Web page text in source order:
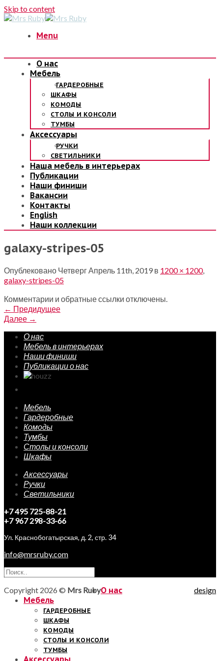
Skip to content
Menu
О нас
Мебель
ГАРДЕРОБНЫЕ
ШКАФЫ
КОМОДЫ
СТОЛЫ И КОНСОЛИ
ТУМБЫ
Аксессуары
РУЧКИ
СВЕТИЛЬНИКИ
Наша мебель в интерьерах
Публикации
Наши финиши
Вакансии
Контакты
English
Наши коллекции
galaxy-stripes-05
Опублековано Четверг Апрель 11th, 2019 в 1200 × 1200,
galaxy-stripes-05
Комментарии и обратные ссылки отключены.
← Предидущее
Далее →
О нас
Мебель в интерьерах
Наши финиши
Публикации о нас
Мебель
Гардеробные
Комоды
Тумбы
Столы и консоли
Шкафы
Аксессуары
Ручки
Светильники
+7 495 725-88-21
+7 967 298-33-66
Ул. Краснобогатырская, д. 2, стр. 34
info@mrsruby.com
design
Copyright 2026 © Mrs RubyО нас
Мебель
ГАРДЕРОБНЫЕ
ШКАФЫ
КОМОДЫ
СТОЛЫ И КОНСОЛИ
ТУМБЫ
Аксессуары